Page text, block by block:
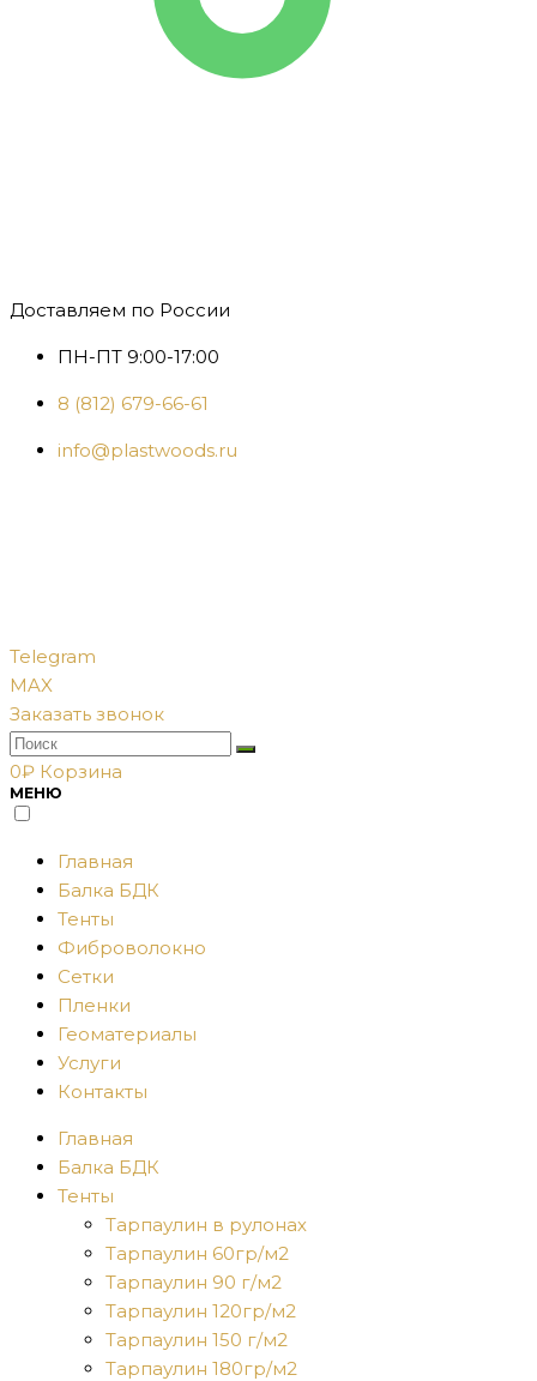
Доставляем по России
ПН-ПТ 9:00-17:00
8 (812) 679-66-61
info@plastwoods.ru
Telegram
MAX
Заказать звонок
0₽ Корзина
МЕНЮ
Главная
Балка БДК
Тенты
Фиброволокно
Сетки
Пленки
Геоматериалы
Услуги
Контакты
Главная
Балка БДК
Тенты
Тарпаулин в рулонах
Тарпаулин 60гр/м2
Тарпаулин 90 г/м2
Тарпаулин 120гр/м2
Тарпаулин 150 г/м2
Тарпаулин 180гр/м2